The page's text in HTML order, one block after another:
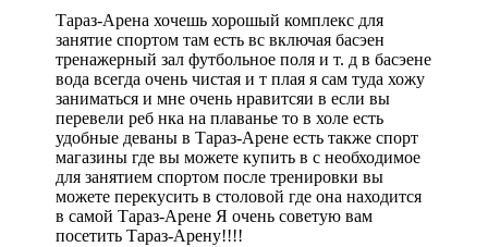
Тараз-Арена хочешь хорошый комплекс для
занятие спортом там есть вс включая басэен
тренажерный зал футбольное поля и т. д в басэене
вода всегда очень чистая и т плая я сам туда хожу
заниматься и мне очень нравитсяи в если вы
перевели реб нка на плаванье то в холе есть
удобные деваны в Тараз-Арене есть также спорт
магазины где вы можете купить в с необходимое
для занятием спортом после тренировки вы
можете перекусить в столовой где она находится
в самой Тараз-Арене Я очень советую вам
посетить Тараз-Арену!!!!